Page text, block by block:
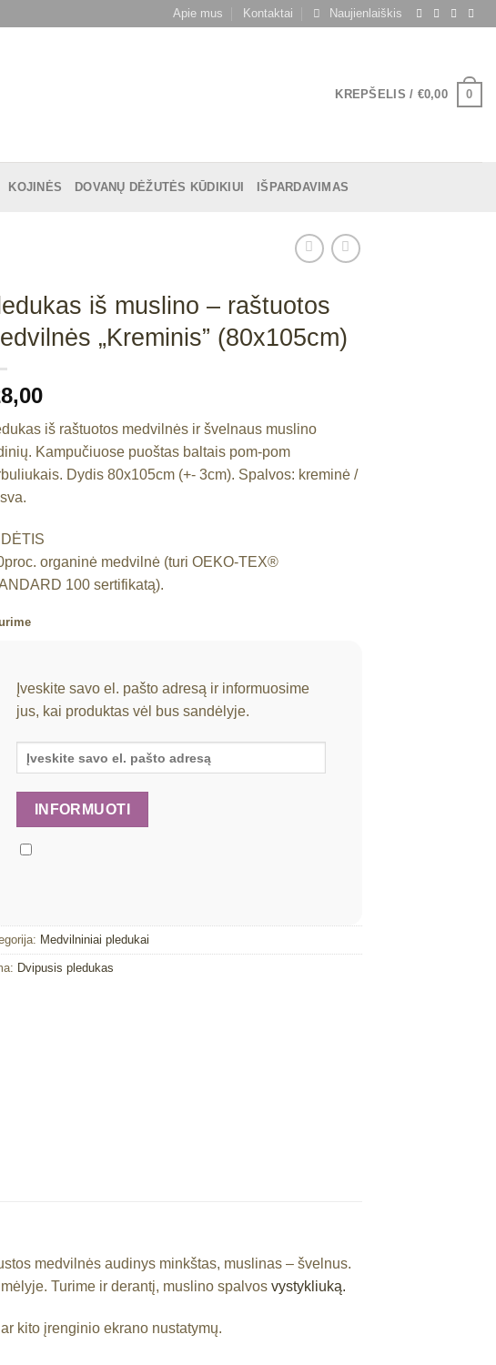
Apie mus Kontaktai Naujienlaiškis
KREPŠELIS / €0,00 0
KOJINĖS DOVANŲ DĖŽUTĖS KŪDIKIUI IŠPARDAVIMAS
iš muslino – raštuotos
„Kreminis” (80x105cm)
iš raštuotos medvilnės ir švelnaus muslino
Kampučiuose puoštas baltais pom-pom
Dydis 80x105cm (+- 3cm). Spalvos: kreminė /
organinė medvilnė (turi OEKO-TEX®
100 sertifikatą).
Įveskite savo el. pašto adresą ir informuosime
jus, kai produktas vėl bus sandėlyje.
Medvilniniai pledukai
Dvipusis pledukas
medvilnės audinys minkštas, muslinas – švelnus.
Turime ir derantį, muslino spalvos vystykliuką.
kito įrenginio ekrano nustatymų.